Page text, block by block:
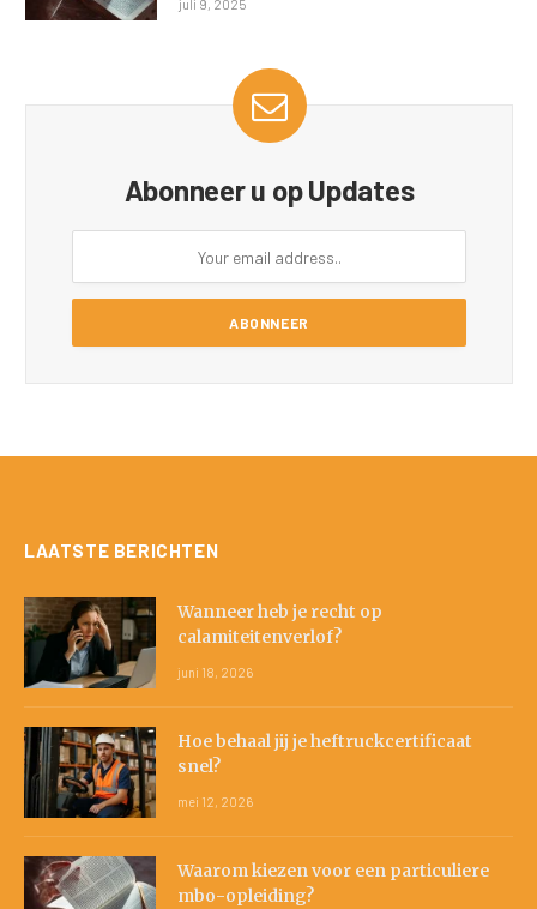
juli 9, 2025
Abonneer u op Updates
LAATSTE BERICHTEN
Wanneer heb je recht op
calamiteitenverlof?
juni 18, 2026
Hoe behaal jij je heftruckcertificaat
snel?
mei 12, 2026
Waarom kiezen voor een particuliere
mbo-opleiding?